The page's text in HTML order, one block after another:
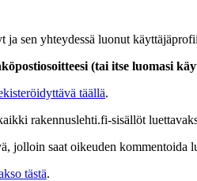
ja sen yhteydessä luonut
(tai itse luomasi
täällä.
rakennuslehti.fi-sisällöt
jolloin saat oikeuden
tästä.